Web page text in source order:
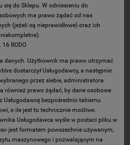
się do Sklepu. W odniesieniu do
ma prawo żądać od nas
(jeżeli są nieprawidłowe) oraz ich
RODO
danych. Użytkownik ma prawo otrzymać
dostarczył Usługodawcy, a następnie
przez siebie, administratora
również prawo żądać, by dane osobowe
Usługodawcę bezpośrednio takiemu
o ile jest to technicznie możliwe.
Usługodawca wyśle w postaci pliku w
jest formatem powszechnie używanym,
maszynowego i pozwalającym na